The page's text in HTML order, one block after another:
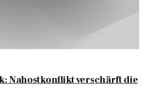
Nahostkonflikt verschärft die